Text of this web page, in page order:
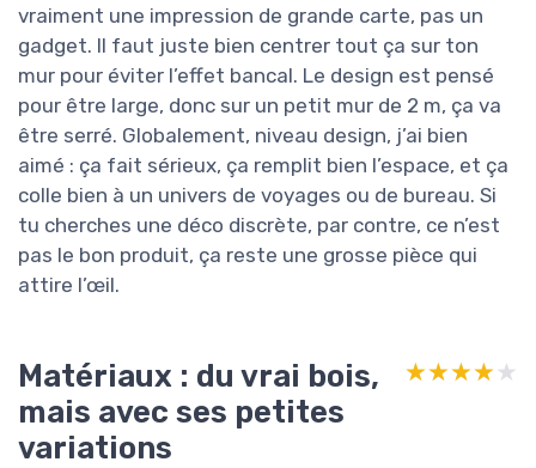
vraiment une impression de grande carte, pas un
gadget. Il faut juste bien centrer tout ça sur ton
mur pour éviter l’effet bancal. Le design est pensé
pour être large, donc sur un petit mur de 2 m, ça va
être serré. Globalement, niveau design, j’ai bien
aimé : ça fait sérieux, ça remplit bien l’espace, et ça
colle bien à un univers de voyages ou de bureau. Si
tu cherches une déco discrète, par contre, ce n’est
pas le bon produit, ça reste une grosse pièce qui
attire l’œil.
Matériaux : du vrai bois,
mais avec ses petites
variations
★★★★★
★★★★★